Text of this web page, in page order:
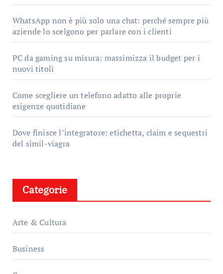
WhatsApp non è più solo una chat: perché sempre più
aziende lo scelgono per parlare con i clienti
PC da gaming su misura: massimizza il budget per i
nuovi titoli
Come scegliere un telefono adatto alle proprie
esigenze quotidiane
Dove finisce l’integratore: etichetta, claim e sequestri
del simil-viagra
Categorie
Arte & Cultura
Business